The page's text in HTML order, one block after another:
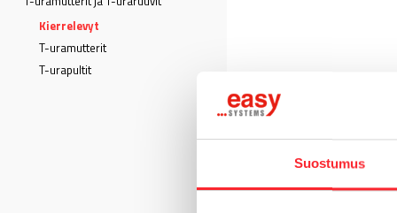
Suostumus
Kierrelevyt
T-uramutterit
T-urapultit